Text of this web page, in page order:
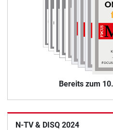
Bereits zum
N-TV & DISQ 2024